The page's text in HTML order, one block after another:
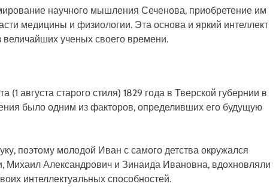
научного мышления Сеченова, приобретение им
медицины и физиологии. Эта основа и яркий интеллект
величайших ученых своего времени.
августа старого стиля) 1829 года в Тверской губернии в
было одним из факторов, определивших его будущую
поэтому молодой Иван с самого детства окружался
Михаил Александрович и Зинаида Ивановна, вдохновляли
интеллектуальных способностей.